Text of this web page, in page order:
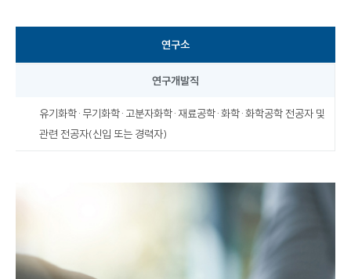
연구소
연구개발직
유기화학·무기화학·고분자화학·재료공학·화학·화학공학 전공자 및
관련 전공자(신입 또는 경력자)